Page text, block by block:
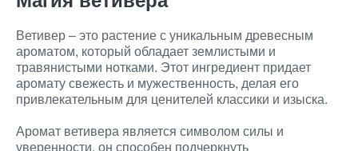
Ветивер – это растение с уникальным древесным
ароматом, который обладает землистыми и
травянистыми нотками. Этот ингредиент придает
аромату свежесть и мужественность, делая его
привлекательным для ценителей классики и изыска.
Аромат ветивера является символом силы и
уверенности, он способен подчеркнуть